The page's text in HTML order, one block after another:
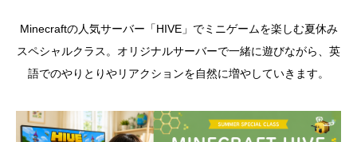
Minecraftの人気サーバー「HIVE」でミニゲームを楽しむ夏休み
スペシャルクラス。オリジナルサーバーで一緒に遊びながら、英
語でのやりとりやリアクションを自然に増やしていきます。